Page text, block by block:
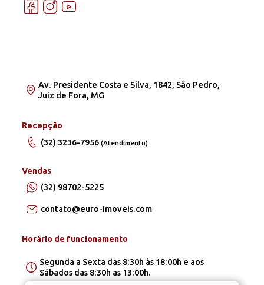
Av. Presidente Costa e Silva, 1842, São Pedro,
Juiz de Fora, MG
Recepção
(32) 3236-7956(Atendimento)
Vendas
(32) 98702-5225
contato@euro-imoveis.com
Horário de funcionamento
Segunda a Sexta das 8:30h às 18:00h e aos
Sábados das 8:30h as 13:00h.